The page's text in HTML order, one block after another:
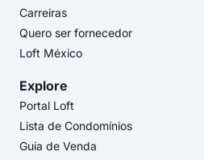
Carreiras
Quero ser fornecedor
Loft México
Explore
Portal Loft
Lista de Condomínios
Guia de Venda